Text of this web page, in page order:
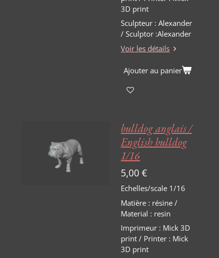
3D print
Sculpteur : Alexander
/ Sculptor :Alexander
Voir les détails
Ajouter au panier
bulldog anglais /
English bulldog
1/16
5,00 €
Echelles/scale 1/16
Matière : résine /
Material : resin
Imprimeur : Mick 3D
print / Printer : Mick
3D print